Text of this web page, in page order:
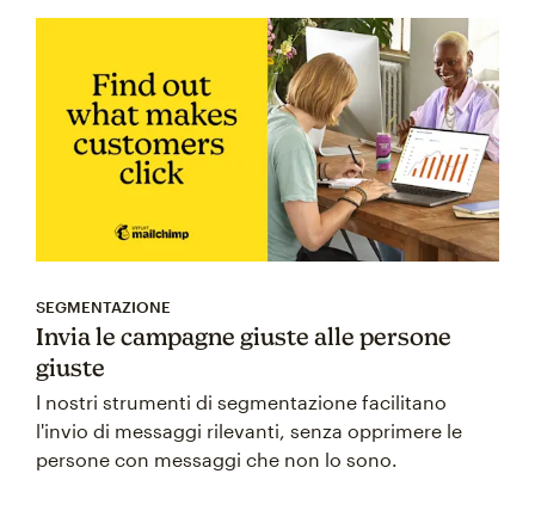
SEGMENTAZIONE
Invia le campagne giuste alle persone
giuste
I nostri strumenti di segmentazione facilitano
l'invio di messaggi rilevanti, senza opprimere le
persone con messaggi che non lo sono.